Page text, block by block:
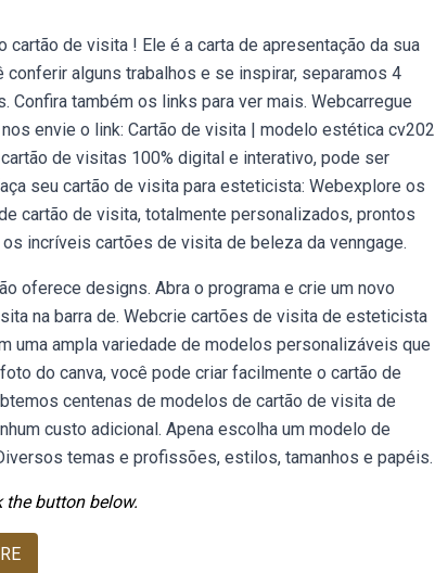
de visita ! Ele é a carta de apresentação da sua
alguns trabalhos e se inspirar, separamos 4
também os links para ver mais. Webcarregue
envie o link: Cartão de visita | modelo estética cv202
de visitas 100% digital e interativo, pode ser
seu cartão de visita para esteticista: Webexplore os
cartão de visita, totalmente personalizados, prontos
incríveis cartões de visita de beleza da venngage.
oferece designs. Abra o programa e crie um novo
na barra de. Webcrie cartões de visita de esteticista
uma ampla variedade de modelos personalizáveis que
do canva, você pode criar facilmente o cartão de
centenas de modelos de cartão de visita de
custo adicional. Apena escolha um modelo de
temas e profissões, estilos, tamanhos e papéis.
button below.